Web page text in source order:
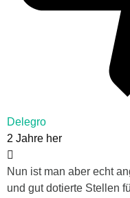
Delegro
2 Jahre her
Nun ist man aber echt
und gut dotierte Stellen